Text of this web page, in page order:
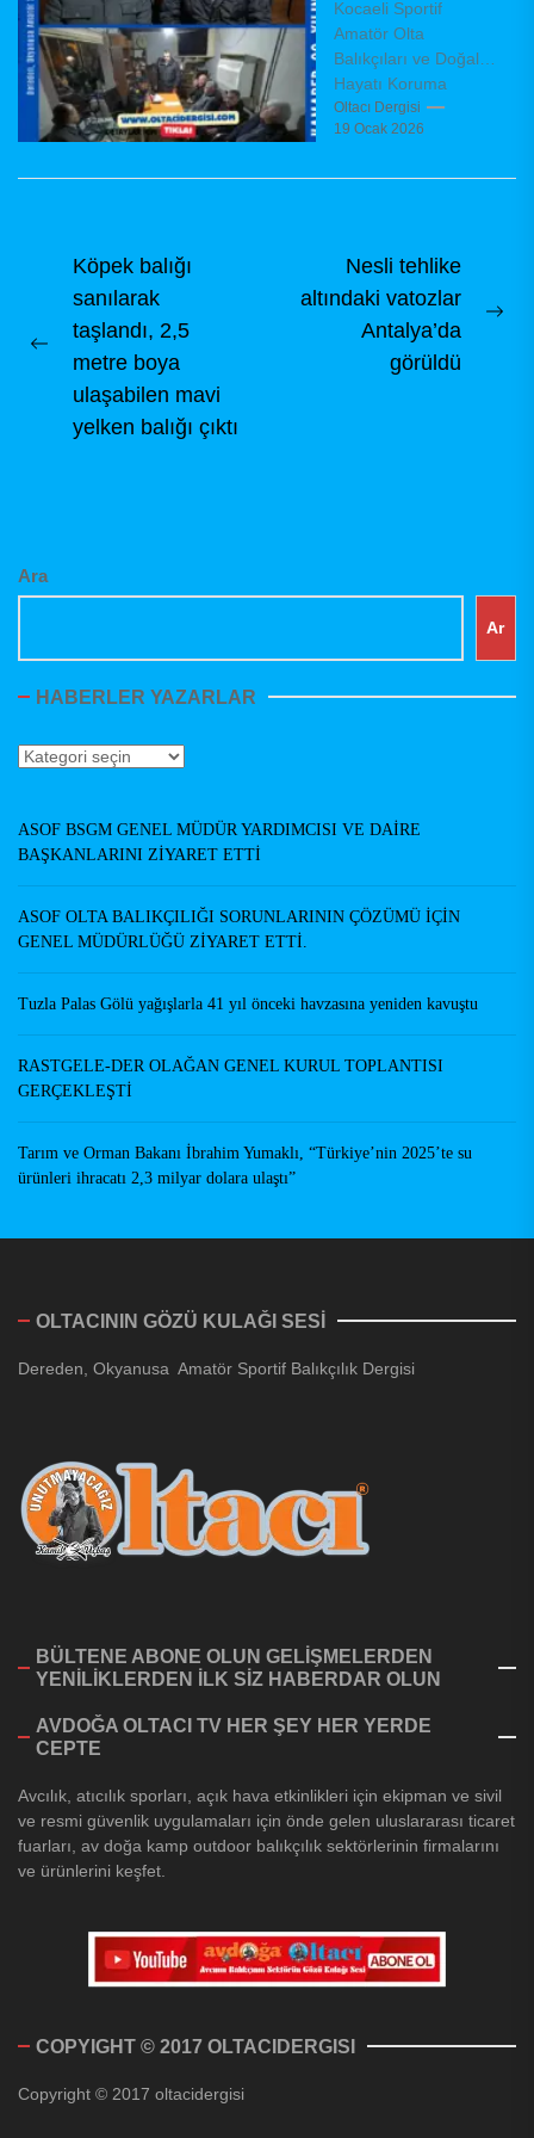
yönetimini
belirledi
Kocaeli Sportif
Amatör Olta
Balıkçıları ve Doğal
Hayatı Koruma
Derneği (KAMADER),
olağanüstü genel
dernek binasında,
Oltacı Dergisi
19 Ocak 2026
Yazı
gezinmesi
Previous
post:
Köpek balığı
sanılarak
taşlandı, 2,5
metre boya
ulaşabilen mavi
yelken balığı çıktı
Nesli tehlike
altındaki vatozlar
Antalya’da
görüldü
Ara
Ar
HABERLER YAZARLAR
Haberler
ASOF BSGM GENEL MÜDÜR YARDIMCISI VE DAİRE
BAŞKANLARINI ZİYARET ETTİ
ASOF OLTA BALIKÇILIĞI SORUNLARININ ÇÖZÜMÜ İÇİN
GENEL MÜDÜRLÜĞÜ ZİYARET ETTİ.
Tuzla Palas Gölü yağışlarla 41 yıl önceki havzasına yeniden kavuştu
RASTGELE-DER OLAĞAN GENEL KURUL TOPLANTISI
GERÇEKLEŞTİ
Tarım ve Orman Bakanı İbrahim Yumaklı, “Türkiye’nin 2025’te su
ürünleri ihracatı 2,3 milyar dolara ulaştı”
OLTACININ GÖZÜ KULAĞI SESİ
Dereden, Okyanusa Amatör Sportif Balıkçılık Dergisi
BÜLTENE ABONE OLUN GELİŞMELERDEN
YENİLİKLERDEN İLK SİZ HABERDAR OLUN
AVDOĞA OLTACI TV HER ŞEY HER YERDE
CEPTE
Avcılık, atıcılık sporları, açık hava etkinlikleri için ekipman ve sivil
ve resmi güvenlik uygulamaları için önde gelen uluslararası ticaret
fuarları, av doğa kamp outdoor balıkçılık sektörlerinin firmalarını
ve ürünlerini keşfet.
COPYIGHT © 2017 OLTACIDERGISI
Copyright © 2017 oltacidergisi